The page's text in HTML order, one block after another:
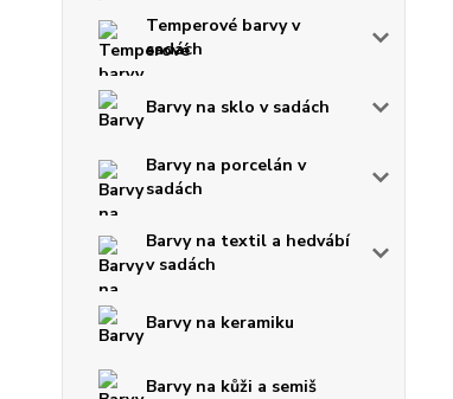
Temperové barvy v
sadách
Barvy na sklo v sadách
Barvy na porcelán v
sadách
Barvy na textil a hedvábí
v sadách
Barvy na keramiku
Barvy na kůži a semiš